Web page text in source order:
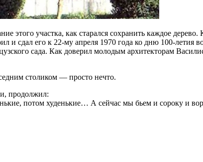
этого участка, как старался сохранить каждое
и сдал его к 22-му апреля 1970 года ко дню 100-летия
сада. Как доверил молодым архитекторам
столиком — просто нечто.
продолжил:
потом худенькие… А сейчас мы бьем и сороку и